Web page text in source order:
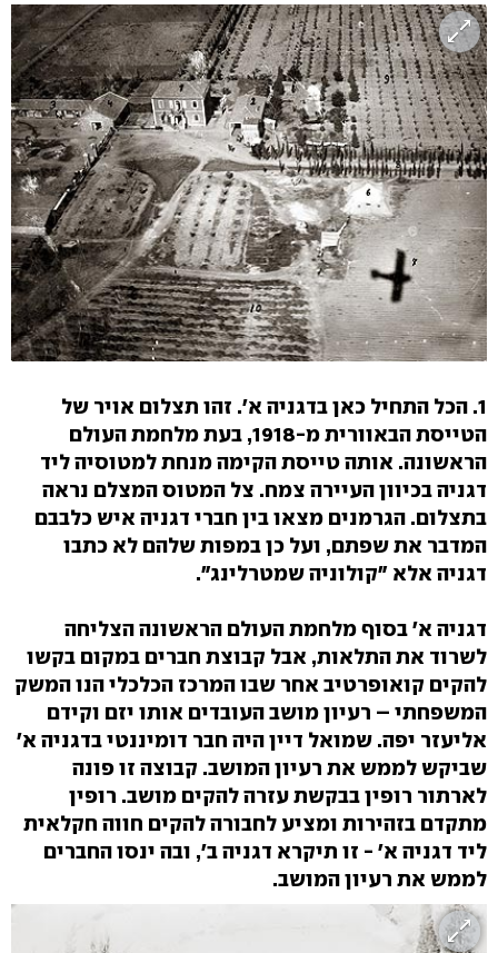
1. הכל התחיל כאן בדגניה א'. זהו תצלום אויר של
הטייסת הבאוורית מ-1918, בעת מלחמת העולם
הראשונה. אותה טייסת הקימה מנחת למטוסיה ליד
דגניה בכיוון העיירה צמח. צל המטוס המצלם נראה
בתצלום. הגרמנים מצאו בין חברי דגניה איש כלבבם
המדבר את שפתם, ועל כן במפות שלהם לא כתבו
דגניה אלא "קולוניה שמטרלינג".
דגניה א' בסוף מלחמת העולם הראשונה הצליחה
לשרוד את התלאות, אבל קבוצת חברים במקום בקשו
להקים קואופרטיב אחר שבו המרכז הכלכלי הנו המשק
המשפחתי – רעיון מושב העובדים אותו יזם וקידם
אליעזר יפה. שמואל דיין היה חבר דומיננטי בדגניה א'
שביקש לממש את רעיון המושב. קבוצה זו פונה
לארתור רופין בבקשת עזרה להקים מושב. רופין
מתקדם בזהירות ומציע לחבורה להקים חווה חקלאית
ליד דגניה א' - זו תיקרא דגניה ב', ובה ינסו החברים
לממש את רעיון המושב.